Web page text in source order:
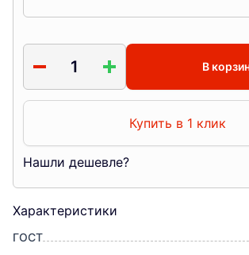
Характеристики
ГОСТ
В
Купить в 1 клик
Нашли дешевле?